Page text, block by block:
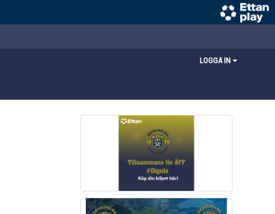
LOGGA IN